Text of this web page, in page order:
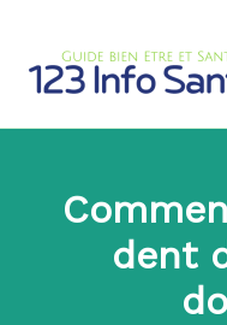
contenu
dent